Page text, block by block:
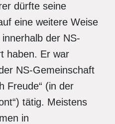
dürfte seine
eine weitere Weise
der NS-
haben. Er war
NS-Gemeinschaft
Freude“ (in der
tätig. Meistens
in